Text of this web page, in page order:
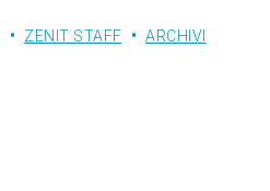
ZENIT STAFF ARCHIVI